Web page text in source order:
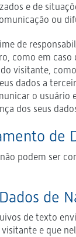
e de
ou
de
como em caso
visitante,
dados a
o usuário
dos seus
de
podem ser
de
de texto
e que